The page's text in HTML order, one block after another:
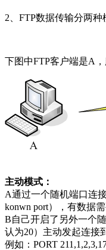
2、FTP数据传输分两种
下图中FTP客户端是A
主动模式：
A通过一个随机端口连
konwn port），有数据
B自己开启了另外一个
认为20）主动发起连接
例如：PORT